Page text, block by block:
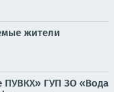
жители
ГУП ЗО «Вода